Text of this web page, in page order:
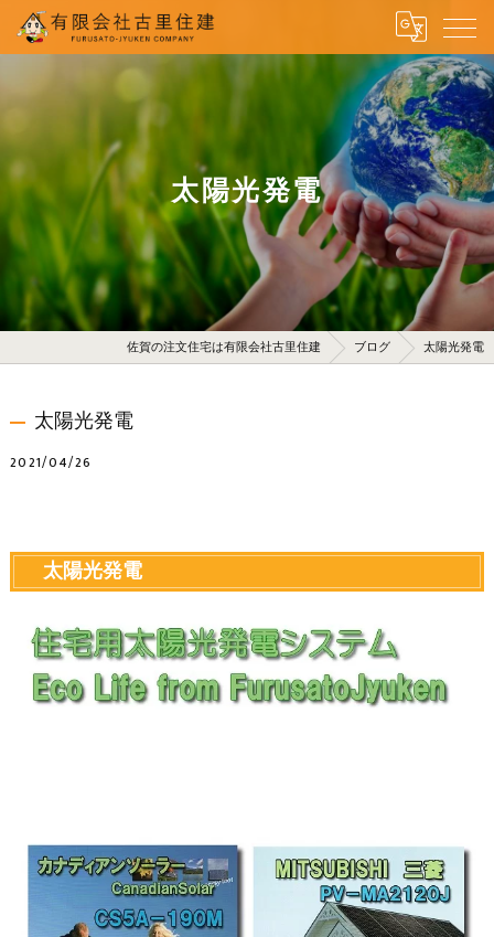
太陽光発電
佐賀の注文住宅は有限会社古里住建 ブログ 太陽光発電
太陽光発電
2021/04/26
太陽光発電